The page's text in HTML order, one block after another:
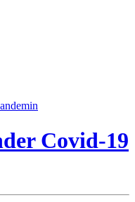
Covid-19